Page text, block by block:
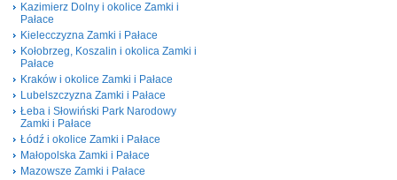
Kazimierz Dolny i okolice Zamki i
Pałace
Kielecczyzna Zamki i Pałace
Kołobrzeg, Koszalin i okolica Zamki i
Pałace
Kraków i okolice Zamki i Pałace
Lubelszczyzna Zamki i Pałace
Łeba i Słowiński Park Narodowy
Zamki i Pałace
Łódź i okolice Zamki i Pałace
Małopolska Zamki i Pałace
Mazowsze Zamki i Pałace